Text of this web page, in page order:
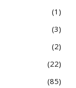
1
3
2
22
85